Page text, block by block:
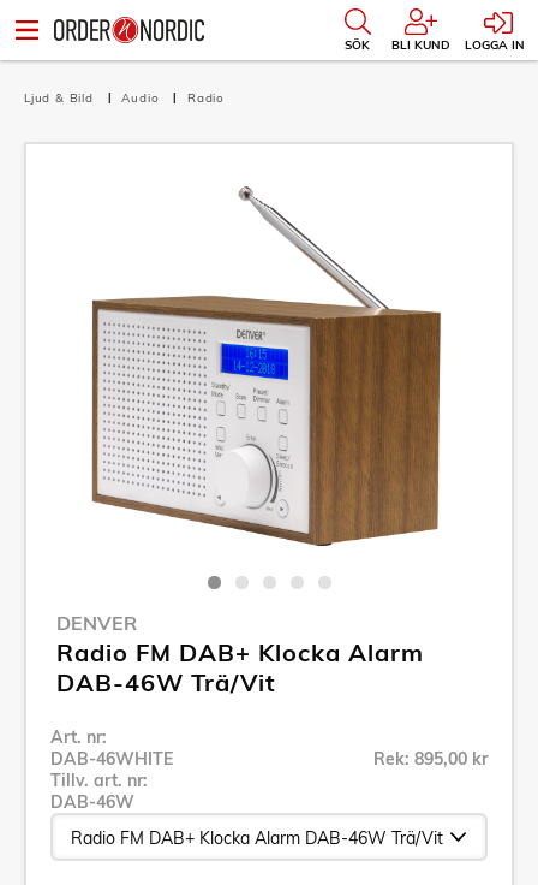
SÖK BLI KUND LOGGA IN
Ljud & Bild Audio Radio
DENVER
Radio FM DAB+ Klocka Alarm
DAB-46W Trä/Vit
Art. nr:
DAB-46WHITE
Tillv. art. nr:
DAB-46W
Rek: 895,00 kr